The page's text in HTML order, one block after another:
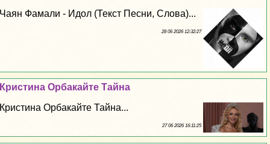
Чаян Фамали - Идол (Текст Песни, Слова)...
28 06 2026 12:32:27
Кристина Орбакайте Тайна
Кристина Орбакайте Тайна...
27 06 2026 16:11:25